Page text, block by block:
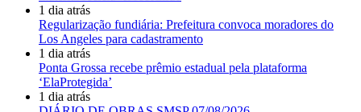
1 dia atrás
Regularização fundiária: Prefeitura convoca moradores do
Los Angeles para cadastramento
1 dia atrás
Ponta Grossa recebe prêmio estadual pela plataforma
‘ElaProtegida’
1 dia atrás